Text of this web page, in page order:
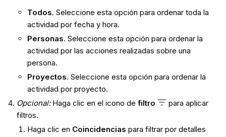
Todos. Seleccione esta opción para ordenar toda la
actividad por fecha y hora.
Personas. Seleccione esta opción para ordenar la
actividad por las acciones realizadas sobre una
persona.
Proyectos. Seleccione esta opción para ordenar la
actividad por proyecto.
Opcional: Haga clic en el icono de filtro
para aplicar
filtros.
Haga clic en Coincidencias para filtrar por detalles